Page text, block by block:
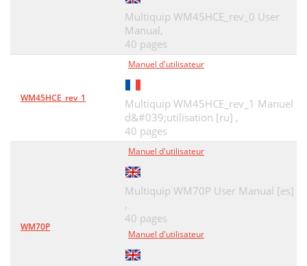
Multiquip WM45HCE_rev_0 User
Manual,
40 pages
WM45HCE_rev_1
Manuel d'utilisateur
Multiquip WM45HCE_rev_1 Manuel
d&#039;utilisation [ru] ,
40 pages
WM70P
Manuel d'utilisateur
Multiquip WM70P User Manual [es]
,
40 pages
Manuel d'utilisateur